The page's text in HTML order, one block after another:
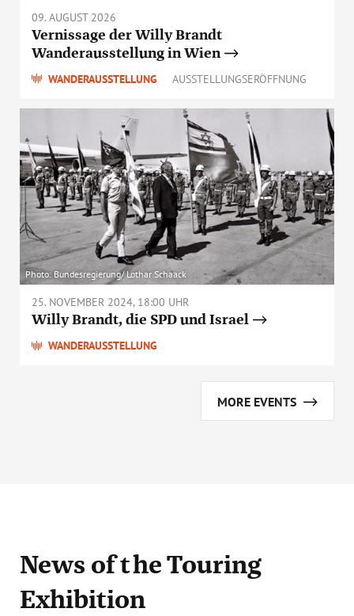
09. AUGUST 2026
Vernissage der Willy Brandt
Wanderausstellung in Wien
WANDERAUSSTELLUNG AUSSTELLUNGSERÖFFNUNG
Photo: Bundesregierung/ Lothar Schaack
25. NOVEMBER 2024, 18:00 UHR
Willy Brandt, die SPD und Israel
WANDERAUSSTELLUNG
MORE EVENTS
News of the Touring
Exhibition